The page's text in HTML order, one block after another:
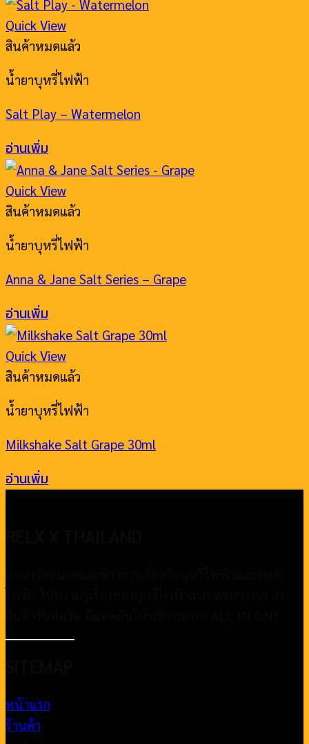
Quick View
สินค้าหมดแล้ว
น้ำยาบุหรี่ไฟฟ้า
Salt Play – Watermelon
อ่านเพิ่ม
Quick View
สินค้าหมดแล้ว
น้ำยาบุหรี่ไฟฟ้า
Anna & Jane Salt Series – Grape
อ่านเพิ่ม
Quick View
สินค้าหมดแล้ว
น้ำยาบุหรี่ไฟฟ้า
Milkshake Salt Grape 30ml
อ่านเพิ่ม
หน้าแรก
ร้านค้า